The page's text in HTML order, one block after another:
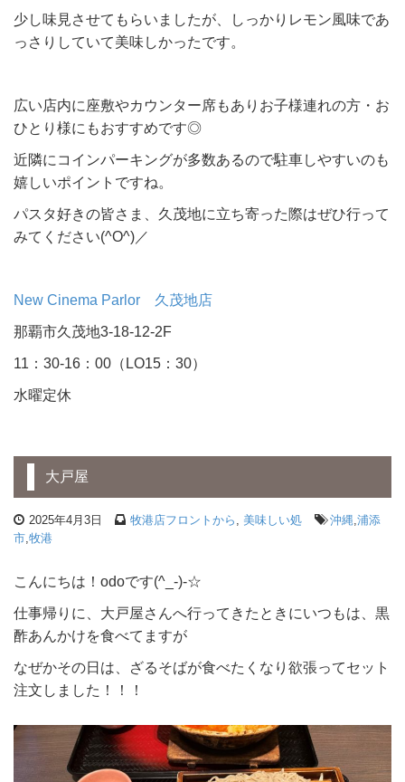
少し味見させてもらいましたが、しっかりレモン風味であ
っさりしていて美味しかったです。
広い店内に座敷やカウンター席もありお子様連れの方・お
ひとり様にもおすすめです◎
近隣にコインパーキングが多数あるので駐車しやすいのも
嬉しいポイントですね。
パスタ好きの皆さま、久茂地に立ち寄った際はぜひ行って
みてください(^O^)／
New Cinema Parlor 久茂地店
那覇市久茂地3-18-12-2F
11：30-16：00（LO15：30）
水曜定休
大戸屋
2025年4月3日 牧港店フロントから 美味しい処 沖縄 浦添
市 牧港
こんにちは！odoです(^_-)-☆
仕事帰りに、大戸屋さんへ行ってきたときにいつもは、黒
酢あんかけを食べてますが
なぜかその日は、ざるそばが食べたくなり欲張ってセット
注文しました！！！